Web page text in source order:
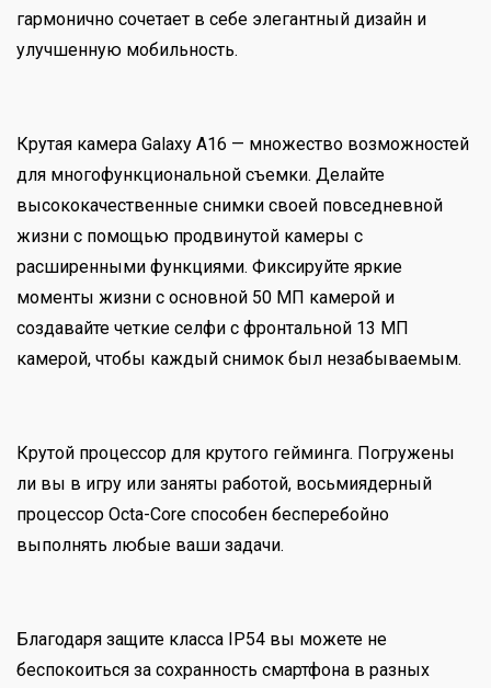
гармонично сочетает в себе элегантный дизайн и
улучшенную мобильность.
Крутая камера Galaxy A16 — множество возможностей
для многофункциональной съемки. Делайте
высококачественные снимки своей повседневной
жизни с помощью продвинутой камеры с
расширенными функциями. Фиксируйте яркие
моменты жизни с основной 50 МП камерой и
создавайте четкие селфи с фронтальной 13 МП
камерой, чтобы каждый снимок был незабываемым.
Крутой процессор для крутого гейминга. Погружены
ли вы в игру или заняты работой, восьмиядерный
процессор Octa-Core способен бесперебойно
выполнять любые ваши задачи.
Благодаря защите класса IP54 вы можете не
беспокоиться за сохранность смартфона в разных